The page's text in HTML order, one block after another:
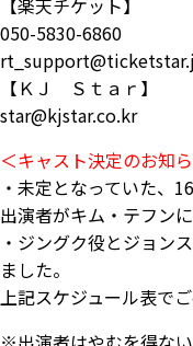
【楽天チケット】
050-5830-6860
【ＫＪ Ｓｔａｒ】
star@kjstar.co.kr
＜キャスト決定のお知
・未定となっていた、
出演者がキム・テフン
・ジングク役とジョン
ました。
上記スケジュール表でご